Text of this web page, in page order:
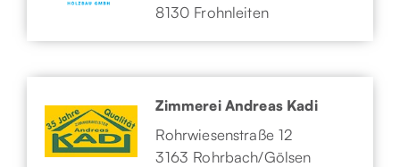
8130 Frohnleiten
Zimmerei Andreas Kadi
Rohrwiesenstraße 12
3163 Rohrbach/Gölsen